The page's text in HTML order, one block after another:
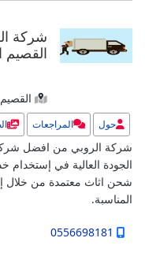
شركة
القصيم
حول المراجعات
شركة الروبي من افضل
الجودة العالية في
شحن اثاث معتمدة من خلال
المناسبة.
0556698181